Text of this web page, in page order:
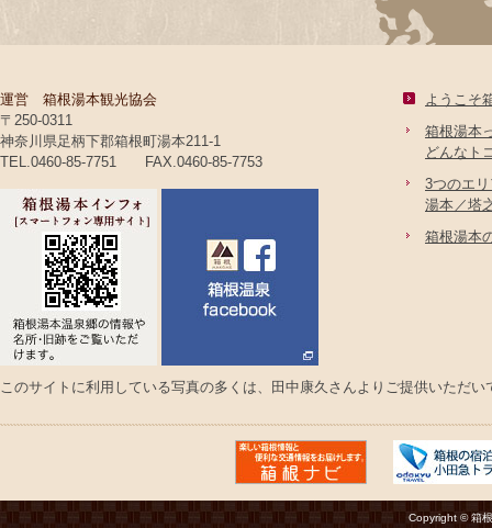
運営 箱根湯本観光協会
〒250-0311
神奈川県足柄下郡箱根町湯本211-1
TEL.0460-85-7751 FAX.0460-85-7753
ようこそ
箱根湯本
どんなト
3つのエ
湯本／塔
箱根湯本
このサイトに利用している写真の多くは、田中康久さんよりご提供いただい
Copyright © 箱